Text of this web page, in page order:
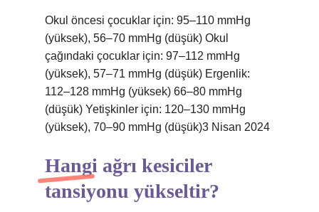
Okul öncesi çocuklar için: 95–110 mmHg
(yüksek), 56–70 mmHg (düşük) Okul
çağındaki çocuklar için: 97–112 mmHg
(yüksek), 57–71 mmHg (düşük) Ergenlik:
112–128 mmHg (yüksek) 66–80 mmHg
(düşük) Yetişkinler için: 120–130 mmHg
(yüksek), 70–90 mmHg (düşük)3 Nisan 2024
Hangi ağrı kesiciler
tansiyonu yükseltir?